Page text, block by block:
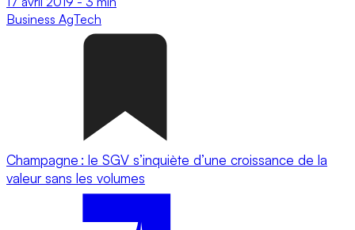
Business AgTech
Champagne : le SGV s’inquiète d’une croissance de la
valeur sans les volumes